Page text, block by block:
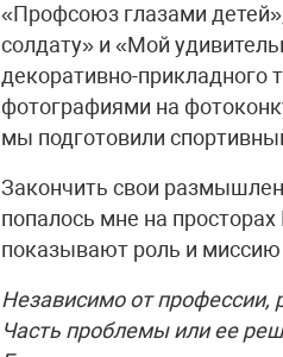
«Профсоюз глазами
солдату» и «Мой
декоративно-прикладного
фотографиями на
мы подготовили
Закончить свои
попалось мне на
показывают роль и
Независимо от профессии,
Часть проблемы или ее